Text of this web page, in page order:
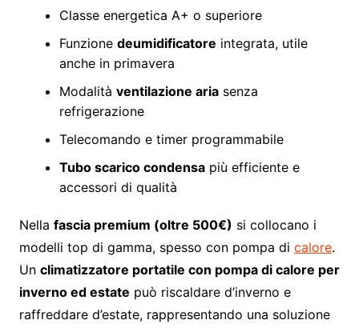
Classe energetica A+ o superiore
Funzione deumidificatore integrata, utile
anche in primavera
Modalità ventilazione ariasenza
refrigerazione
Telecomando e timer programmabile
Tubo scarico condensapiù efficiente e
accessori di qualità
Nella fascia premium (oltre 500€) si collocano i
modelli top di gamma, spesso con pompa di calore.
Un climatizzatore portatile con pompa di calore per
inverno ed estate può riscaldare d’inverno e
raffreddare d’estate, rappresentando una soluzione